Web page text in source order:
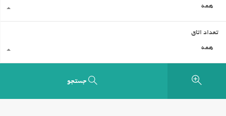
همه
تعداد اتاق
همه
جستجو